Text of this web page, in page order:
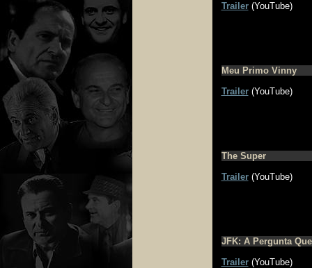
Trailer(YouTube)
Meu Primo Vinny
Trailer(YouTube)
The Super
Trailer(YouTube)
JFK: A Pergunta
Trailer(YouTube)